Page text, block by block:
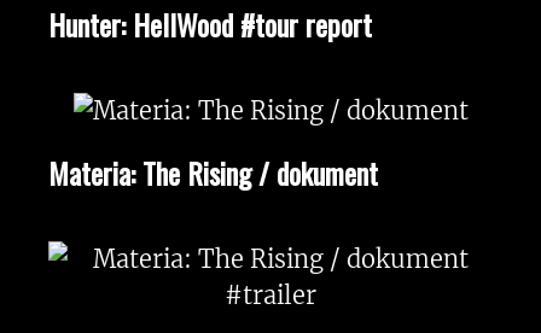
Hunter: HellWood #tour report
Materia: The Rising / dokument